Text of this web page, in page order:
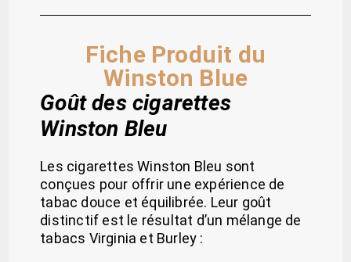
Fiche Produit du
Winston Blue
Goût des cigarettes
Winston Bleu
Les cigarettes Winston Bleu sont
conçues pour offrir une expérience de
tabac douce et équilibrée. Leur goût
distinctif est le résultat d’un mélange de
tabacs Virginia et Burley :